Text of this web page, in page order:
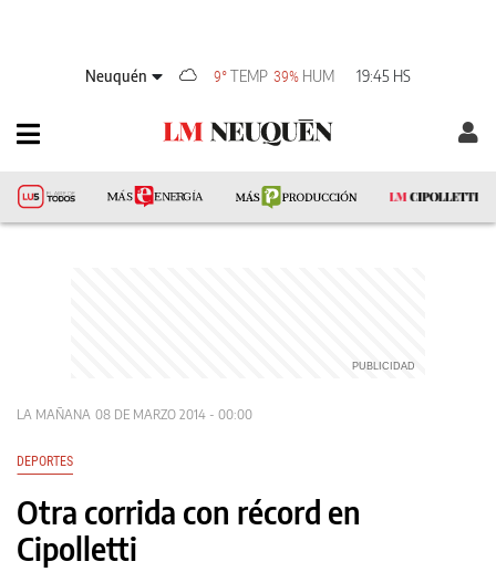
Neuquén 9°TEMP 39% HUM 19:45 HS
LA MAÑANA 08 DE MARZO 2014 - 00:00
DEPORTES
Otra corrida con récord en
Cipolletti